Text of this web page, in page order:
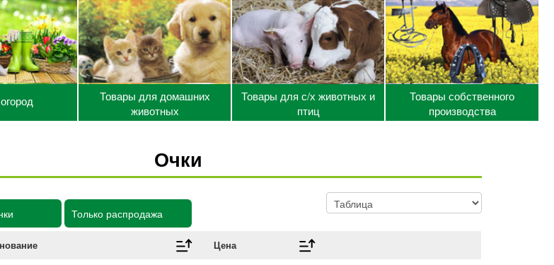
Товары для домашних
животных
Товары для с/х животных и
птиц
Товары собственного
производства
Очки
Только распродажа
Цена